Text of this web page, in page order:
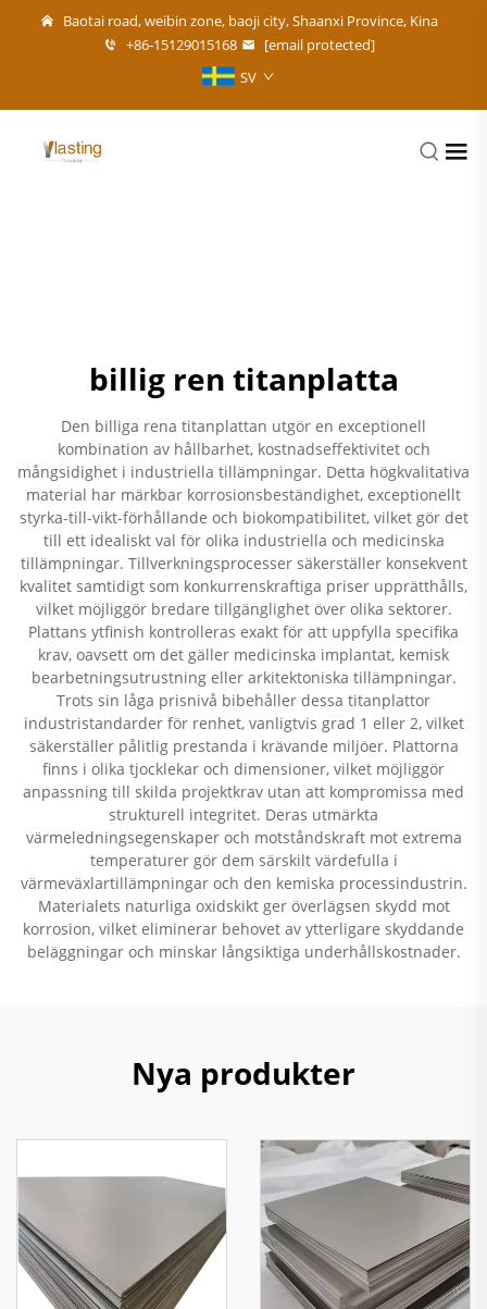
Baotai road, weibin zone, baoji city, Shaanxi Province, Kina
+86-15129015168
[email protected]
SV
billig ren titanplatta
Den billiga rena titanplattan utgör en exceptionell
kombination av hållbarhet, kostnadseffektivitet och
mångsidighet i industriella tillämpningar. Detta högkvalitativa
material har märkbar korrosionsbeständighet, exceptionellt
styrka-till-vikt-förhållande och biokompatibilitet, vilket gör det
till ett idealiskt val för olika industriella och medicinska
tillämpningar. Tillverkningsprocesser säkerställer konsekvent
kvalitet samtidigt som konkurrenskraftiga priser upprätthålls,
vilket möjliggör bredare tillgänglighet över olika sektorer.
Plattans ytfinish kontrolleras exakt för att uppfylla specifika
krav, oavsett om det gäller medicinska implantat, kemisk
bearbetningsutrustning eller arkitektoniska tillämpningar.
Trots sin låga prisnivå bibehåller dessa titanplattor
industristandarder för renhet, vanligtvis grad 1 eller 2, vilket
säkerställer pålitlig prestanda i krävande miljöer. Plattorna
finns i olika tjocklekar och dimensioner, vilket möjliggör
anpassning till skilda projektkrav utan att kompromissa med
strukturell integritet. Deras utmärkta
värmeledningsegenskaper och motståndskraft mot extrema
temperaturer gör dem särskilt värdefulla i
värmeväxlartillämpningar och den kemiska processindustrin.
Materialets naturliga oxidskikt ger överlägsen skydd mot
korrosion, vilket eliminerar behovet av ytterligare skyddande
beläggningar och minskar långsiktiga underhållskostnader.
Nya produkter